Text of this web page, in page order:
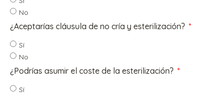
No
¿Aceptarías cláusula de no cría y esterilización?
Sí
No
¿Podrías asumir el coste de la esterilización?
Sí